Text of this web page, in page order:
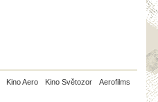
Kino Aero Kino Světozor Aerofilms